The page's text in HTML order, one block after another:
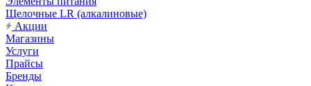
Щелочные LR (алкалиновые)
Акции
Магазины
Услуги
Прайсы
Бренды